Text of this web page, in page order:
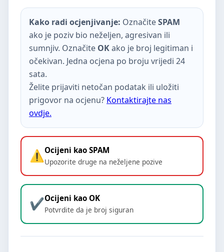
Kako radi ocjenjivanje: OznačiteSPAM
ako je poziv bio neželjen, agresivan ili
sumnjiv. Označite OKako je broj legitiman i
očekivan. Jedna ocjena po broju vrijedi 24
sata.
Želite prijaviti netočan podatak ili uložiti
prigovor na ocjenu? Kontaktirajte nas
ovdje.
Ocijeni kao SPAM
Upozorite druge na neželjene pozive
Ocijeni kao OK
Potvrdite da je broj siguran